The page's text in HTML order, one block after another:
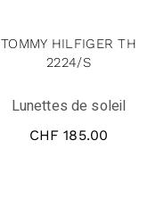
TOMMY HILFIGER TH
2224/S
Lunettes de soleil
CHF 185.00